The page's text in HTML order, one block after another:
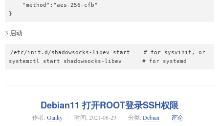
    "method":"aes-256-cfb"
3.启动
/etc/init.d/shadowsocks-libev start    # for sysvinit, or
systemctl start shadowsocks-libev      # for systemd
Debian11 打开ROOT登录SSH权限
作者: Ganky 时间: 2021-08-29 分类: Debian 评论